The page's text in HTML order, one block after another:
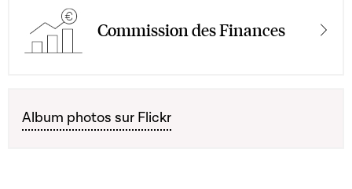
Commission des Finances
Album photos sur Flickr